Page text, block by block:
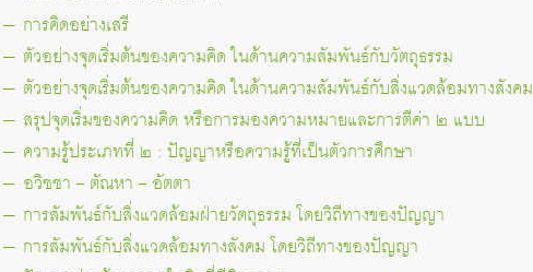
— การคิดอย่างเสรี
— ตัวอย่างจุดเริ่มต้นของความคิด ในด้านความสัมพันธ์กับวัตถุธรรม
— ตัวอย่างจุดเริ่มต้นของความคิด ในด้านความสัมพันธ์กับสิ่งแวดล้อมทางสังคม
— สรุปจุดเริ่มของความคิด หรือการมองความหมายและการตีค่า ๒ แบบ
— ความรู้ประเภทที่ ๒ : ปัญญาหรือความรู้ที่เป็นตัวการศึกษา
— อวิชชา – ตัณหา – อัตตา
— การสัมพันธ์กับสิ่งแวดล้อมฝ่ายวัตถุธรรม โดยวิถีทางของปัญญา
— การสัมพันธ์กับสิ่งแวดล้อมทางสังคม โดยวิถีทางของปัญญา